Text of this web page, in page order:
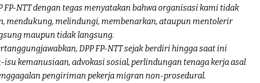
FP-NTT dengan tegas menyatakan bahwa organisasi kami tidak
mendukung, melindungi, membenarkan, ataupun mentolerir
maupun tidak langsung.
DPP FP-NTT sejak berdiri hingga saat ini
kemanusiaan, advokasi sosial, perlindungan tenaga kerja asal
pengiriman pekerja migran non-prosedural.